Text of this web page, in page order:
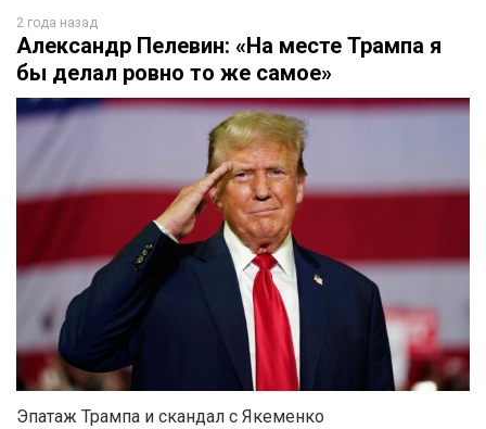
2 года назад
Александр Пелевин: «На месте Трампа я
бы делал ровно то же самое»
Эпатаж Трампа и скандал с Якеменко